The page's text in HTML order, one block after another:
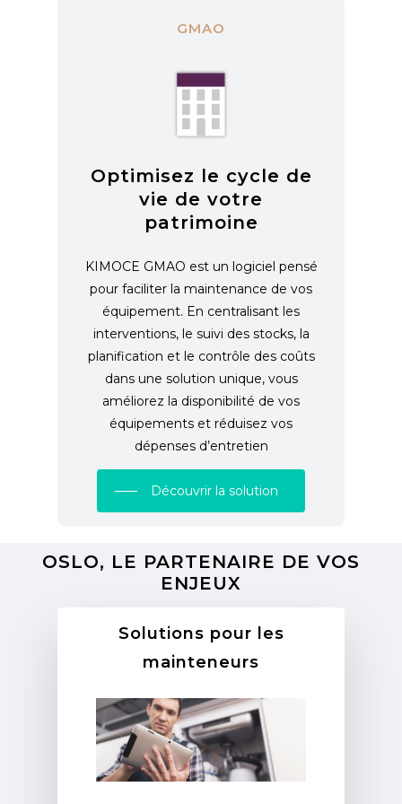
GMAO
Optimisez le cycle de
vie de votre
patrimoine
KIMOCE GMAO est un logiciel pensé
pour faciliter la maintenance de vos
équipement. En centralisant les
interventions, le suivi des stocks, la
planification et le contrôle des coûts
dans une solution unique, vous
améliorez la disponibilité de vos
équipements et réduisez vos
dépenses d’entretien
Découvrir la solution
OSLO, LE PARTENAIRE DE VOS
ENJEUX
Solutions pour les
mainteneurs